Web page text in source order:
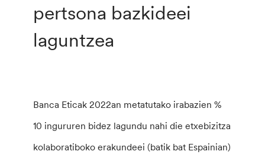
pertsona bazkideei
laguntzea
Banca Eticak 2022an metatutako irabazien %
10 ingururen bidez lagundu nahi die etxebizitza
kolaboratiboko erakundeei (batik bat Espainian)